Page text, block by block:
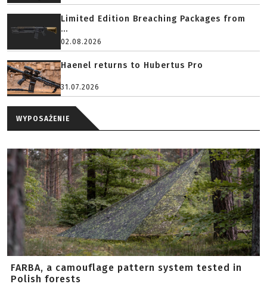
Limited Edition Breaching Packages from
...
02.08.2026
Haenel returns to Hubertus Pro
31.07.2026
WYPOSAŻENIE
FARBA, a camouflage pattern system tested in
Polish forests